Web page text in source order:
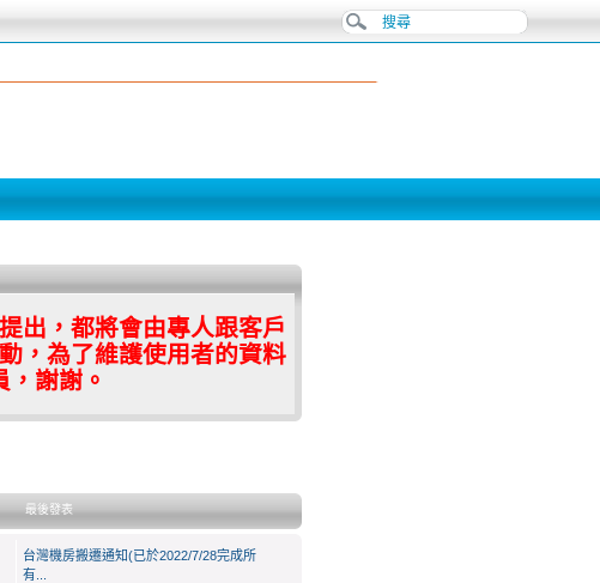
出，都將會由專人跟客戶
，為了維護使用者的資料
謝謝。
最後發表
台灣機房搬遷通知(已於2022/7/28完成所
有...